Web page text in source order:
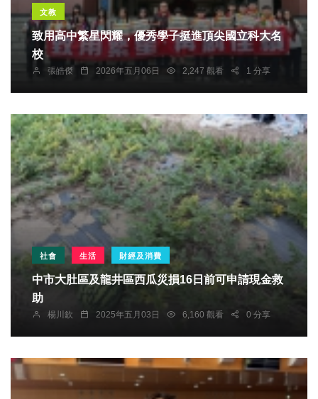
文教
致用高中繁星閃耀，優秀學子挺進頂尖國立科大名
校
張皓傑 2026年五月06日 2,247 觀看 1 分享
社會 生活 財經及消費
中市大肚區及龍井區西瓜災損16日前可申請現金救
助
楊川欽 2025年五月03日 6,160 觀看 0 分享